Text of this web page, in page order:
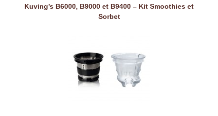
Kuving’s B6000, B9000 et B9400 – Kit Smoothies et
Sorbet